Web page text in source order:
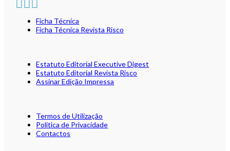
Ficha Técnica
Ficha Técnica Revista Risco
Estatuto Editorial Executive Digest
Estatuto Editorial Revista Risco
Assinar Edição Impressa
Termos de Utilização
Política de Privacidade
Contactos